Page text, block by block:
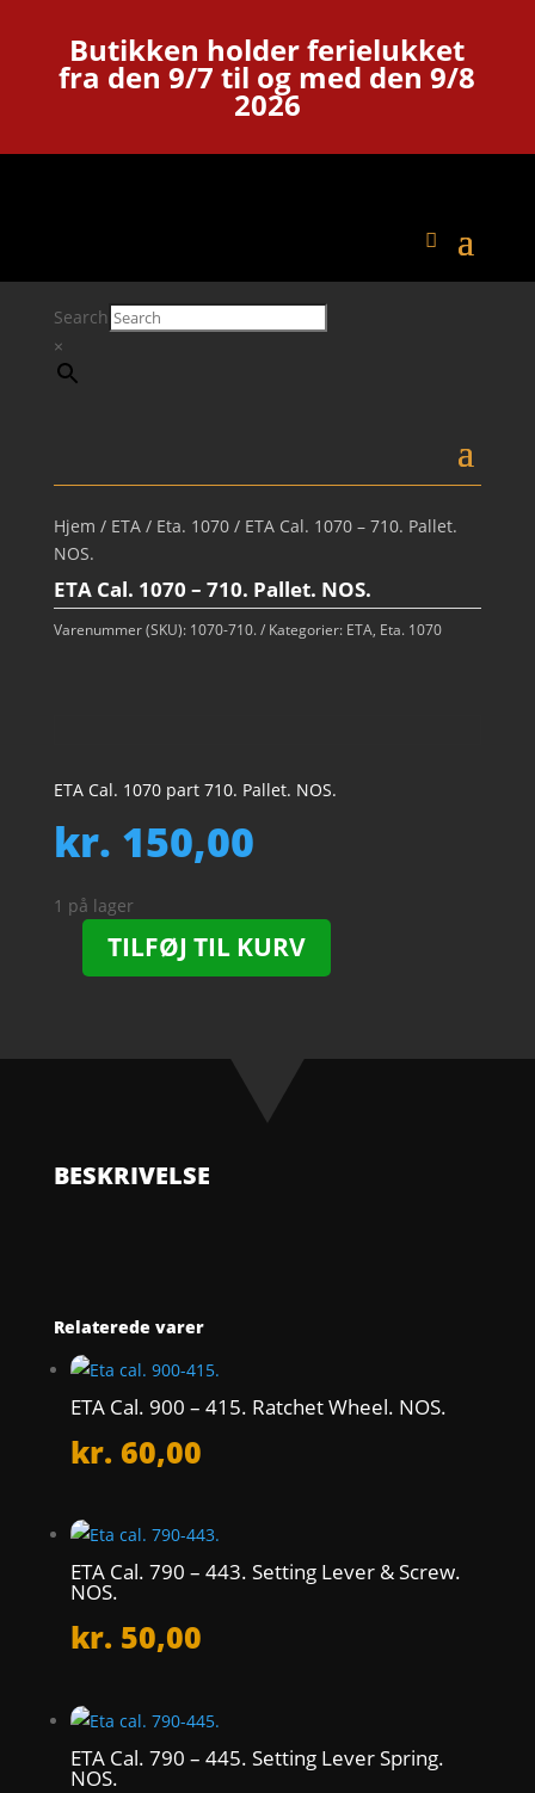
Butikken holder ferielukket
fra den 9/7 til og med den 9/8
2026
Search
×
Hjem / ETA/ Eta. 1070/ ETA Cal. 1070 – 710. Pallet.
NOS.
ETA Cal. 1070 – 710. Pallet. NOS.
Varenummer (SKU): 1070-710. Kategorier: ETA, Eta. 1070
ETA Cal. 1070 part 710. Pallet. NOS.
kr. 150,00
1 på lager
TILFØJ TIL KURV
BESKRIVELSE
Relaterede varer
ETA Cal. 900 – 415. Ratchet Wheel. NOS.
kr. 60,00
ETA Cal. 790 – 443. Setting Lever & Screw.
NOS.
kr. 50,00
ETA Cal. 790 – 445. Setting Lever Spring.
NOS.